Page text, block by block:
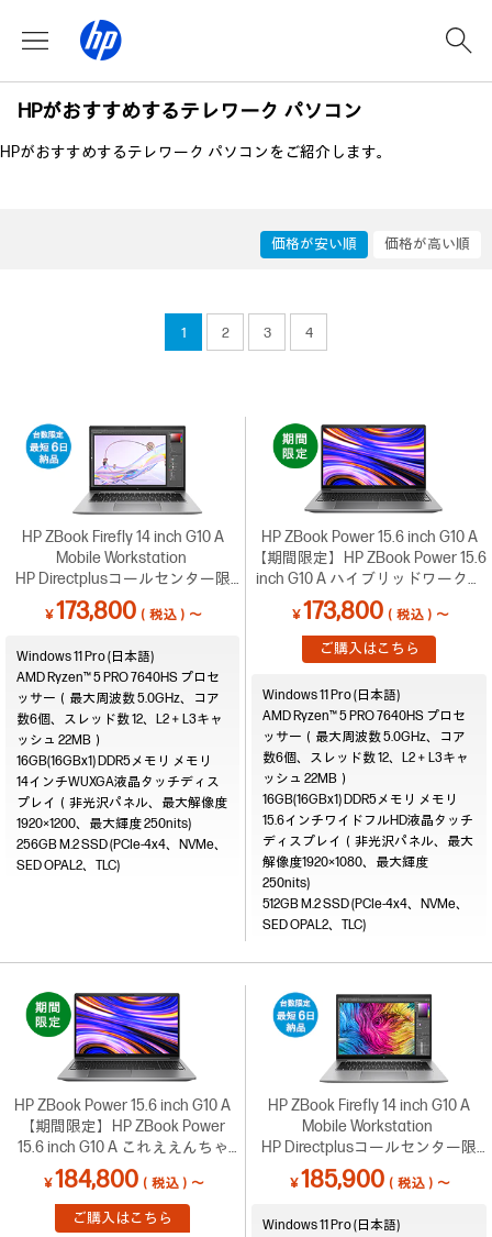
HPがおすすめするテレワーク パソコン
HPがおすすめするテレワーク パソコンをご紹介します。
価格が安い順 価格が高い順
1 2 3 4
HP ZBook Firefly 14 inch G10 A
Mobile Workstation
HP Directplusコールセンター限
定！台数限定で最短6営業日納品
可能 （0120-830-130）
￥173,800 （税込）～
Windows 11 Pro (日本語)
AMD Ryzen™ 5 PRO 7640HS プロセ
ッサー（最大周波数 5.0GHz、コア
数6個、スレッド数 12、L2＋L3キャ
ッシュ 22MB）
16GB(16GBx1) DDR5メモリ
14インチWUXGA液晶タッチディス
プレイ（非光沢パネル、最大解像度
1920×1200、最大輝度 250nits)
256GB M.2 SSD (PCIe-4x4、NVMe、
SED OPAL2、TLC)
HP ZBook Power 15.6 inch G10 A
【期間限定】HP ZBook Power 15.6
inch G10 A ハイブリッドワークは
これでよかろーもん！真紅のキャ
ンペーン
￥173,800（税込）～
ご購入はこちら
Windows 11 Pro (日本語)
AMD Ryzen™ 5 PRO 7640HS プロセ
ッサー（最大周波数 5.0GHz、コア
数6個、スレッド数 12、L2＋L3キャ
ッシュ 22MB）
16GB(16GBx1) DDR5メモリ
15.6インチワイドフルHD液晶タッチ
ディスプレイ（非光沢パネル、最大
解像度1920×1080、最大輝度
250nits)
512GB M.2 SSD (PCIe-4x4、NVMe、
SED OPAL2、TLC)
HP ZBook Power 15.6 inch G10 A
【期間限定】HP ZBook Power
15.6 inch G10 A これええんちゃ
う！ハイブリッドワークはこれ
や！ 唐紅のキャンペーン
￥184,800（税込）～
ご購入はこちら
HP ZBook Firefly 14 inch G10 A
Mobile Workstation
HP Directplusコールセンター限
定！台数限定で最短6営業日納品
可能 （0120-830-130）
￥185,900 （税込）～
Windows 11 Pro (日本語)